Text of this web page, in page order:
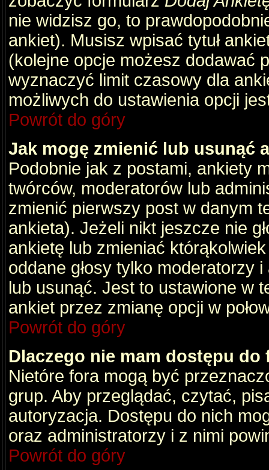
nie widzisz go, to
ankiet). Musisz wpisać tytuł
(kolejne opcje możesz dodawać
wyznaczyć limit czasowy dla
możliwych do ustawienia opcji
Powrót do góry
Jak mogę zmienić lub usunąć
Podobnie jak z postami, ankiety
twórców, moderatorów lub
zmienić pierwszy post w danym
ankieta). Jeżeli nikt jeszcze nie
ankietę lub zmieniać
oddane głosy tylko moderatorzy
lub usunąć. Jest to ustawione w
ankiet przez zmianę opcji w
Powrót do góry
Dlaczego nie mam dostępu do
Nietóre fora mogą być
grup. Aby przeglądać, czytać,
autoryzacja. Dostępu do nich
oraz administratorzy i z nimi
Powrót do góry